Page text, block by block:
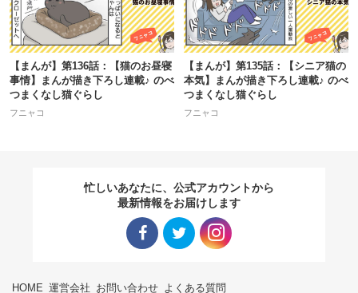
【まんが】第136話：【猫のお昼寝
事情】まんが描き下ろし連載♪ のべ
つまくなし猫ぐらし
フニャコ
【まんが】第135話：【シニア猫の
本気】まんが描き下ろし連載♪ のべ
つまくなし猫ぐらし
フニャコ
忙しいあなたに、公式アカウントから
最新情報をお届けします
HOME 運営会社 お問い合わせ よくある質問